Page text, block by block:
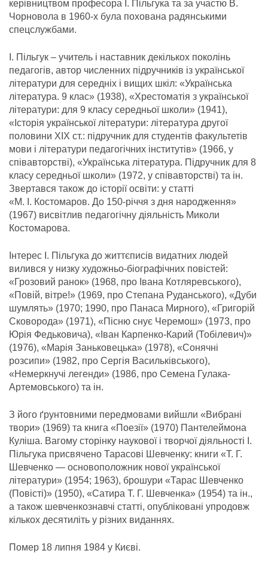
керівництвом професора І. Пільгука та за участю В.
Чорновола в 1960-х була похована радянськими
спецслужбами.
І. Пільгук – учитель і наставник декількох поколінь
педагогів, автор численних підручників із української
літератури для середніх і вищих шкіл: «Українська
література. 9 клас» (1938), «Хрестоматія з української
літератури: для 9 класу середньої школи» (1941),
«Історія української літератури: література другої
половини ХІХ ст.: підручник для студентів факультетів
мови і літератури педагогічних інститутів» (1966, у
співавторстві), «Українська література. Підручник для 8
класу середньої школи» (1972, у співавторстві) та ін.
Звертався також до історії освіти: у статті
«М. І. Костомаров. До 150-річчя з дня народження»
(1967) висвітлив педагогічну діяльність Миколи
Костомарова.
Інтерес І. Пільгука до життєписів видатних людей
вилився у низку художньо-біографічних повістей:
«Грозовий ранок» (1968, про Івана Котляревського),
«Повій, вітре!» (1969, про Степана Руданського), «Дуби
шумлять» (1970; 1990, про Панаса Мирного), «Григорій
Сковорода» (1971), «Пісню снує Черемош» (1973, про
Юрія Федьковича), «Іван Карпенко-Карий (Тобілевич)»
(1976), «Марія Заньковецька» (1978), «Сонячні
розсипи» (1982, про Сергія Васильківського),
«Немеркнучі легенди» (1986, про Семена Гулака-
Артемовського) та ін.
З його ґрунтовними передмовами вийшли «Вибрані
твори» (1969) та книга «Поезії» (1970) Пантелеймона
Куліша. Вагому сторінку наукової і творчої діяльності І.
Пільгука присвячено Тарасові Шевченку: книги «Т. Г.
Шевченко — основоположник нової української
літератури» (1954; 1963), брошури «Тарас Шевченко
(Повісті)» (1950), «Сатира Т. Г. Шевченка» (1954) та ін.,
а також шевченкознавчі статті, опубліковані упродовж
кількох десятиліть у різних виданнях.
Помер 18 липня 1984 у Києві.